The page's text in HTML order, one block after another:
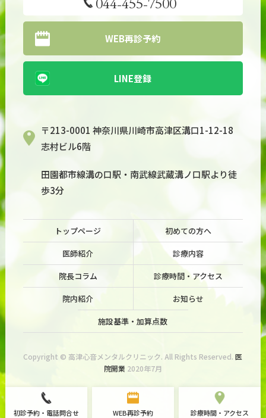
WEB再診予約
LINE登録
〒213-0001 神奈川県川崎市高津区溝口1-12-18
志村ビル6階
田園都市線溝の口駅・南武線武蔵溝ノ口駅より徒
歩3分
トップページ
初めての方へ
医師紹介
診療内容
院長コラム
診療時間・アクセス
院内紹介
お知らせ
施設基準・加算点数
Copyright © 高津心音メンタルクリニック. All Rights Reserved.医
院開業 2020年7月
初診予約・電話問合せ WEB再診予約 診療時間・アクセス